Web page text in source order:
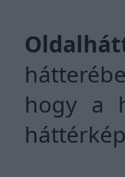
hogy a